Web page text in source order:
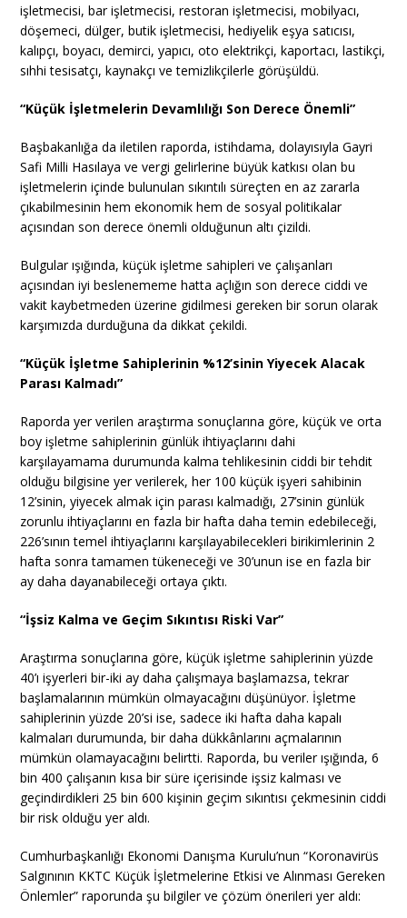
işletmecisi, bar işletmecisi, restoran işletmecisi, mobilyacı,
döşemeci, dülger, butik işletmecisi, hediyelik eşya satıcısı,
kalıpçı, boyacı, demirci, yapıcı, oto elektrikçi, kaportacı, lastikçi,
sıhhi tesisatçı, kaynakçı ve temizlikçilerle görüşüldü.
“Küçük İşletmelerin Devamlılığı Son Derece Önemli”
Başbakanlığa da iletilen raporda, istihdama, dolayısıyla Gayri
Safi Milli Hasılaya ve vergi gelirlerine büyük katkısı olan bu
işletmelerin içinde bulunulan sıkıntılı süreçten en az zararla
çıkabilmesinin hem ekonomik hem de sosyal politikalar
açısından son derece önemli olduğunun altı çizildi.
Bulgular ışığında, küçük işletme sahipleri ve çalışanları
açısından iyi beslenememe hatta açlığın son derece ciddi ve
vakit kaybetmeden üzerine gidilmesi gereken bir sorun olarak
karşımızda durduğuna da dikkat çekildi.
“Küçük İşletme Sahiplerinin %12’sinin Yiyecek Alacak
Parası Kalmadı”
Raporda yer verilen araştırma sonuçlarına göre, küçük ve orta
boy işletme sahiplerinin günlük ihtiyaçlarını dahi
karşılayamama durumunda kalma tehlikesinin ciddi bir tehdit
olduğu bilgisine yer verilerek, her 100 küçük işyeri sahibinin
12’sinin, yiyecek almak için parası kalmadığı, 27’sinin günlük
zorunlu ihtiyaçlarını en fazla bir hafta daha temin edebileceği,
226’sının temel ihtiyaçlarını karşılayabilecekleri birikimlerinin 2
hafta sonra tamamen tükeneceği ve 30’unun ise en fazla bir
ay daha dayanabileceği ortaya çıktı.
“İşsiz Kalma ve Geçim Sıkıntısı Riski Var”
Araştırma sonuçlarına göre, küçük işletme sahiplerinin yüzde
40’ı işyerleri bir-iki ay daha çalışmaya başlamazsa, tekrar
başlamalarının mümkün olmayacağını düşünüyor. İşletme
sahiplerinin yüzde 20’si ise, sadece iki hafta daha kapalı
kalmaları durumunda, bir daha dükkânlarını açmalarının
mümkün olamayacağını belirtti. Raporda, bu veriler ışığında, 6
bin 400 çalışanın kısa bir süre içerisinde işsiz kalması ve
geçindirdikleri 25 bin 600 kişinin geçim sıkıntısı çekmesinin ciddi
bir risk olduğu yer aldı.
Cumhurbaşkanlığı Ekonomi Danışma Kurulu’nun “Koronavirüs
Salgınının KKTC Küçük İşletmelerine Etkisi ve Alınması Gereken
Önlemler” raporunda şu bilgiler ve çözüm önerileri yer aldı: